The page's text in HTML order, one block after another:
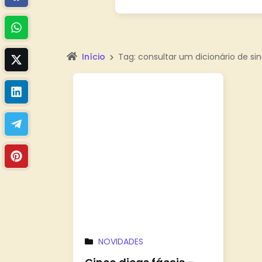
Início Tag: consultar um dicionário de
NOVIDADES